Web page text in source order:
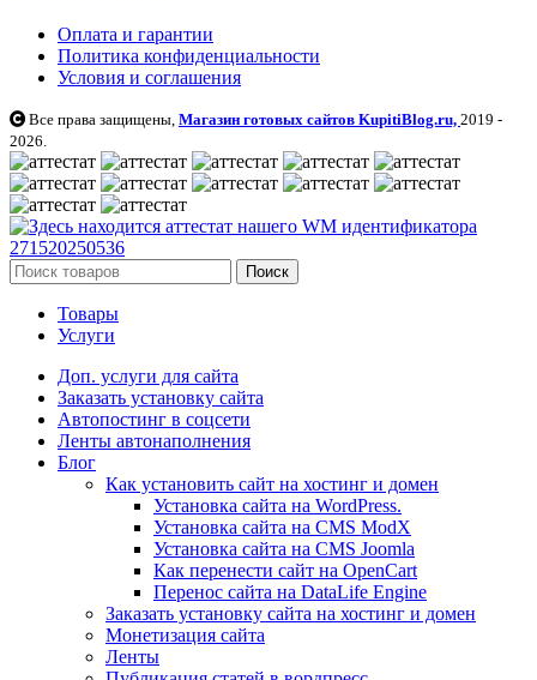
Оплата и гарантии
Политика конфиденциальности
Условия и соглашения
Все права защищены, Магазин готовых сайтов KupitiBlog.ru, 2019 -
2026.
Поиск
Товары
Услуги
Доп. услуги для сайта
Заказать установку сайта
Автопостинг в соцсети
Ленты автонаполнения
Блог
Как установить сайт на хостинг и домен
Установка сайта на WordPress.
Установка сайта на CMS ModX
Установка сайта на CMS Joomla
Как перенести сайт на OpenCart
Перенос сайта на DataLife Engine
Заказать установку сайта на хостинг и домен
Монетизация сайта
Ленты